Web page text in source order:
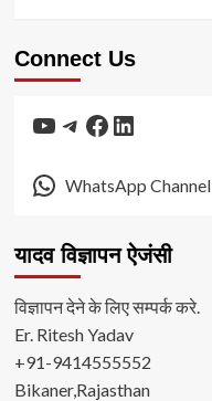
Connect Us
YouTube
Telegram
Facebook
LinkedIn
WhatsApp Channel
यादव विज्ञापन ऐजंसी
विज्ञापन देने के लिए सम्पर्क करे.
Er. Ritesh Yadav
+91-9414555552
Bikaner,Rajasthan